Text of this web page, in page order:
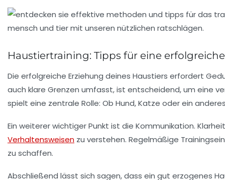
Haustiertraining: Tipps für eine
Die erfolgreiche Erziehung deines Haustiers erfordert
auch klare Grenzen umfasst, ist entscheidend, um eine
spielt eine zentrale Rolle: Ob Hund, Katze oder ein
Ein weiterer wichtiger Punkt ist die Kommunikation.
Verhaltensweisen zu verstehen. Regelmäßige
zu schaffen.
Abschließend lässt sich sagen, dass ein gut erzogenes